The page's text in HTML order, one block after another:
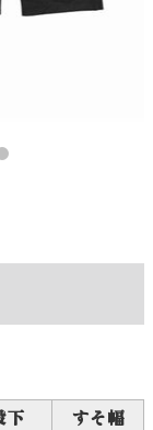
下
すそ幅